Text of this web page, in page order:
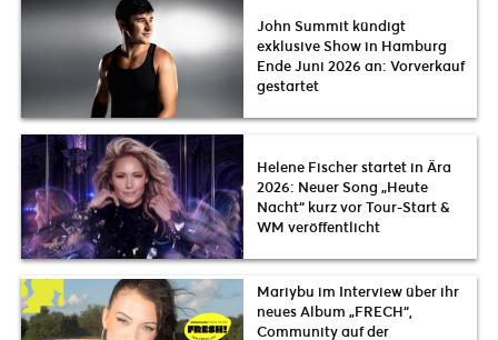
John Summit kündigt
exklusive Show in Hamburg
Ende Juni 2026 an: Vorverkauf
gestartet
Helene Fischer startet in Ära
2026: Neuer Song „Heute
Nacht“ kurz vor Tour-Start &
WM veröffentlicht
Mariybu im Interview über ihr
neues Album „FRECH“,
Community auf der